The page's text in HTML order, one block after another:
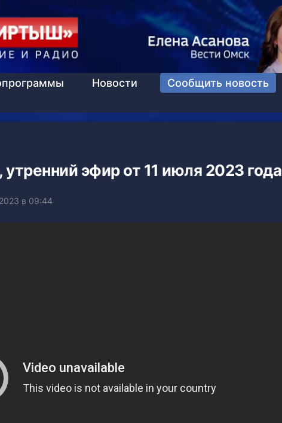
Новости Сообщить новость
эфир от 11 июля 2023 года
в 09:44